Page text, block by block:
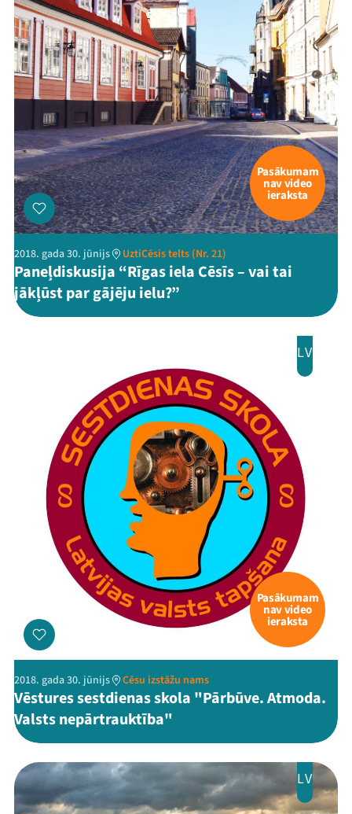
Pasākumam
nav video
ieraksta
2018. gada 30. jūnijs UztiCēsis telts (Nr. 21)
Paneļdiskusija “Rīgas iela Cēsīs – vai tai
jākļūst par gājēju ielu?”
LV
Pasākumam
nav video
ieraksta
2018. gada 30. jūnijs Cēsu izstāžu nams
Vēstures sestdienas skola "Pārbūve. Atmoda.
Valsts nepārtrauktība"
LV